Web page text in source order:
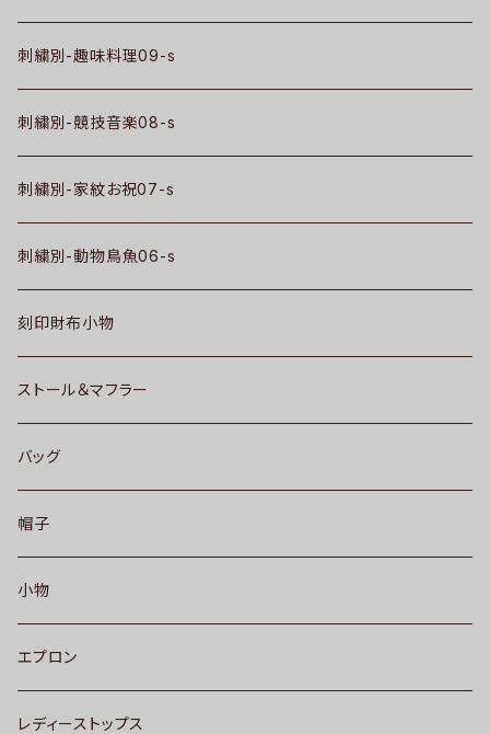
刺繍別-趣味料理09-s
刺繍別-競技音楽08-s
刺繍別-家紋お祝07-s
刺繍別-動物鳥魚06-s
刻印財布小物
ストール＆マフラー
バッグ
帽子
小物
エプロン
レディーストップス